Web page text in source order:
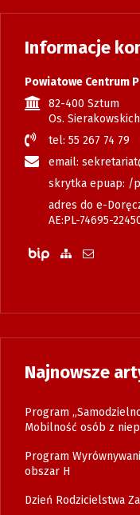
Informacje
Powiatowe Centrum
82-400 Sztum
Os.
tel: 55 267 74 79
email:
skrytka epuap: /
adres do e-
AE:PL-74695-
Biuletyn
Zobacz
Wyślij
Najnowsze
Program
Mobilność osób z
Program
obszar H
Dzień Rodzicielstwa